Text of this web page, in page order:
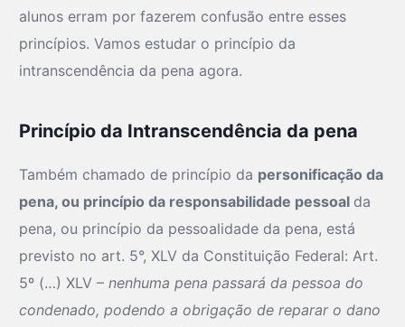
alunos erram por fazerem confusão entre esses
princípios. Vamos estudar o princípio da
intranscendência da pena agora.
Princípio da Intranscendência da pena
Também chamado de princípio da personificação da
pena, ou princípio da responsabilidade pessoal da
pena, ou princípio da pessoalidade da pena, está
previsto no art. 5°, XLV da Constituição Federal: Art.
5º (…) XLV –nenhuma pena passará da pessoa do
condenado, podendo a obrigação de reparar o dano